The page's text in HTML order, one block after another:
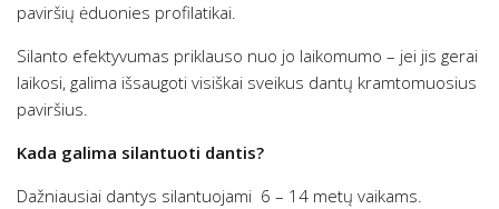
paviršių ėduonies profilatikai.
Silanto efektyvumas priklauso nuo jo laikomumo – jei jis gerai
laikosi, galima išsaugoti visiškai sveikus dantų kramtomuosius
paviršius.
Kada galima silantuoti dantis?
Dažniausiai dantys silantuojami 6 – 14 metų vaikams.